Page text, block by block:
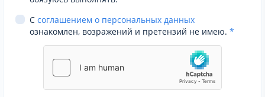
С соглашением о персональных данных
ознакомлен, возражений и претензий не имею. *